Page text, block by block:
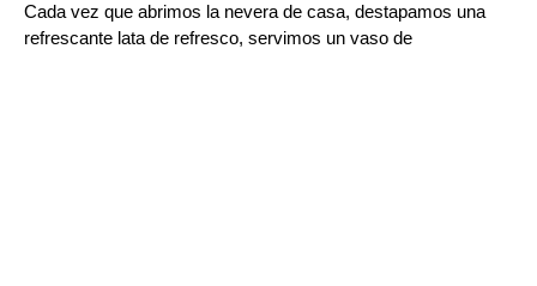
Cada vez que abrimos la nevera de casa, destapamos una
refrescante lata de refresco, servimos un vaso de